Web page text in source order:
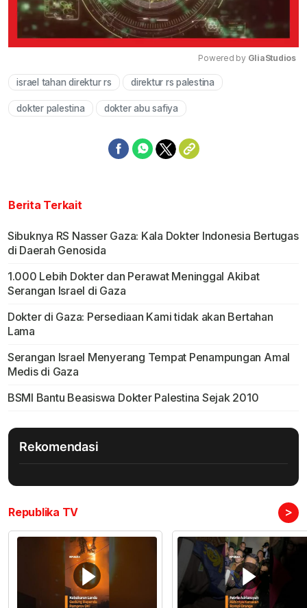
Powered by GliaStudios
israel tahan direktur rs direktur rs palestina
dokter palestina dokter abu safiya
Berita Terkait
Sibuknya RS Nasser Gaza: Kala Dokter Indonesia Bertugas
di Daerah Genosida
1.000 Lebih Dokter dan Perawat Meninggal Akibat
Serangan Israel di Gaza
Dokter di Gaza: Persediaan Kami tidak akan Bertahan
Lama
Serangan Israel Menyerang Tempat Penampungan Amal
Medis di Gaza
BSMI Bantu Beasiswa Dokter Palestina Sejak 2010
Rekomendasi
Republika TV >